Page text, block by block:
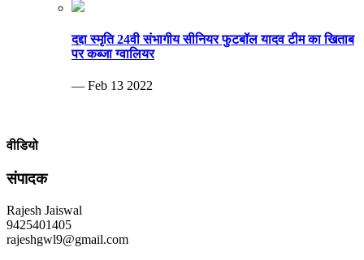
दद्दा स्मृति 24वी संभागीय सीनियर फुटबॉल यादव टीम का खिताब
पर कब्जा ग्वालियर
— Feb 13 2022
वीडियो
संपादक
Rajesh Jaiswal
9425401405
rajeshgwl9@gmail.com